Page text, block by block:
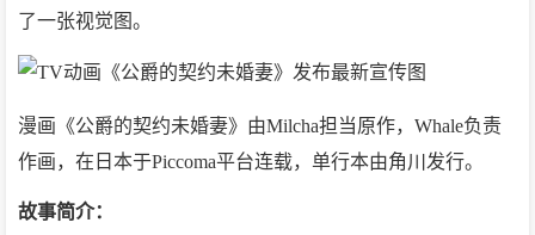
了一张视觉图。
漫画《公爵的契约未婚妻》由Milcha担当原作，Whale负责
作画，在日本于Piccoma平台连载，单行本由角川发行。
故事简介：